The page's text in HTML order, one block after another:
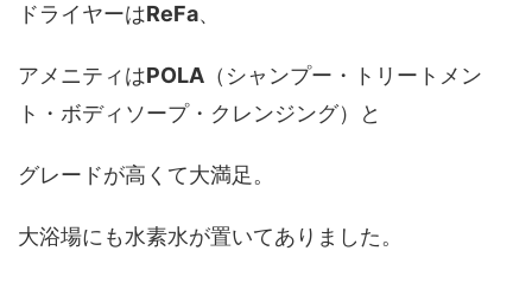
ドライヤーはReFa、
アメニティはPOLA （シャンプー・トリートメン
ト・ボディソープ・クレンジング）と
グレードが高くて大満足。
大浴場にも水素水が置いてありました。